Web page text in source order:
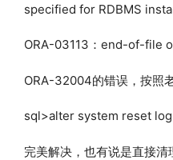
specified for RDBMS
ORA-03113：end-of-file
ORA-32004的错误，按照
sql>alter system reset
完美解决，也有说是直接